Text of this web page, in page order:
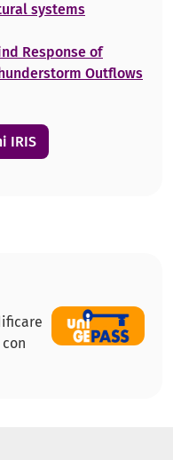
systems
Response of
Outflows
IRIS